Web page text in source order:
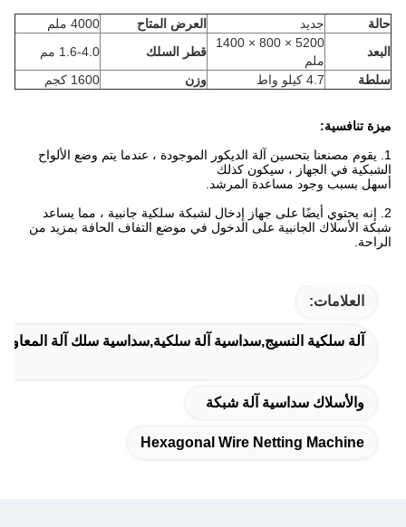
حالة جديد العرض المتاح
4000 ملم
البعد
5200 × 800 × 1400
ملم
قطر السلك
1.6-4.0 مم
سلطة
4.7 كيلو واط وزن 1600 كجم
ميزة تنافسية:
1. يقوم مصنعنا بتحسين آلة الديكور الموجودة ، عندما يتم وضع الألواح
الشبكية في الجهاز ، سيكون كذلك
أسهل بسبب وجود مساعدة المرشد.
2. إنه يحتوي أيضًا على جهاز إدخال لشبكة سلكية جانبية ، مما يساعد
شبكة الأسلاك الجانبية على الدخول في موضع التفاف الحافة بمزيد من
الراحة.
العلامات:
آلة سلكية النسيج,سداسية آلة سلكية,سداسية سلك آلة
والأسلاك سداسية آلة شبكة
Hexagonal Wire Netting Machine